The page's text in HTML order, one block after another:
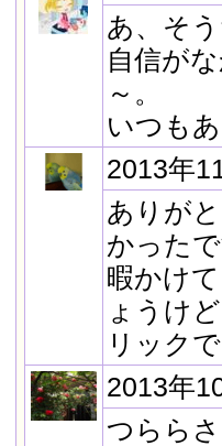
あ、そ
自信が
～。
いつも
2013年
ありが
かった
暇かけ
ょうけ
リック
2013年
つらら